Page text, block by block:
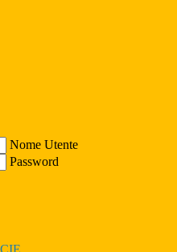
Nome Utente
Password